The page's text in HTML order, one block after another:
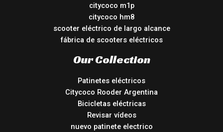
citycoco m1p
citycoco hm8
scooter eléctrico de largo alcance
fábrica de scooters eléctricos
Our Collection
Patinetes eléctricos
Citycoco Rooder Argentina
Bicicletas eléctricas
Revisar vídeos
nuevo patinete electrico